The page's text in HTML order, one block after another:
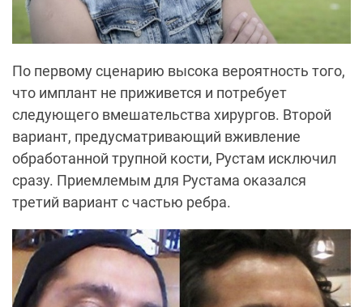
По первому сценарию высока вероятность того,
что имплант не приживется и потребует
следующего вмешательства хирургов. Второй
вариант, предусматривающий вживление
обработанной трупной кости, Рустам исключил
сразу. Приемлемым для Рустама оказался
третий вариант с частью ребра.